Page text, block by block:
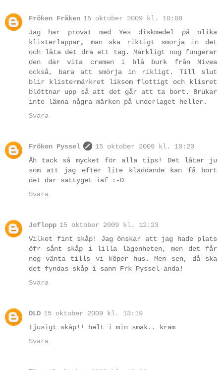
Fröken Fräken 15 oktober 2009 kl. 10:08
Jag har provat med Yes diskmedel på olika
klisterlappar, man ska riktigt smörja in det
och låta det dra ett tag. Märkligt nog fungerar
den där vita cremen i blå burk från Nivea
också, bara att smörja in rikligt. Till slut
blir klistermärkret liksom flottigt och klisret
blöttnar upp så att det går att ta bort. Brukar
inte lämna några märken på underlaget heller.
Svara
Fröken Pyssel
15 oktober 2009 kl. 10:20
Åh tack så mycket för alla tips! Det låter ju
som att jag efter lite kladdande kan få bort
det där sattyget iaf :-D
Svara
Joflopp 15 oktober 2009 kl. 12:23
Vilket fint skåp! Jag önskar att jag hade plats
öfr sånt skåp i lilla lägenheten, men det får
nog vänta tills vi köper hus. Men sen, då ska
det fyndas skåp i sann Frk Pyssel-anda!
Svara
DLD 15 oktober 2009 kl. 13:19
tjusigt skåp!! helt i min smak.. kram
Svara